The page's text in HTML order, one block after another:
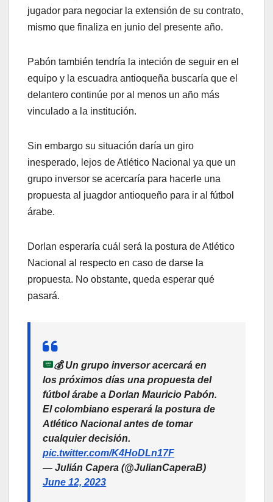
jugador para negociar la extensión de su contrato,
mismo que finaliza en junio del presente año.
Pabón también tendría la inteción de seguir en el
equipo y la escuadra antioqueña buscaría que el
delantero continúe por al menos un año más
vinculado a la institución.
Sin embargo su situación daría un giro
inesperado, lejos de Atlético Nacional ya que un
grupo inversor se acercaría para hacerle una
propuesta al juagdor antioqueño para ir al fútbol
árabe.
Dorlan esperaría cuál será la postura de Atlético
Nacional al respecto en caso de darse la
propuesta. No obstante, queda esperar qué
pasará.
💰Un grupo inversor acercará en
los próximos días una propuesta del
fútbol árabe a Dorlan Mauricio Pabón.
El colombiano esperará la postura de
Atlético Nacional antes de tomar
cualquier decisión.
pic.twitter.com/K4HoDLn17F
— Julián Capera (@JulianCaperaB)
June 12, 2023